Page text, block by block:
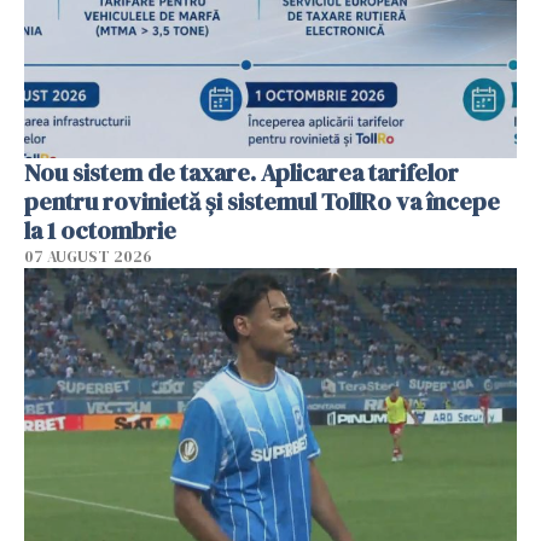
Nou sistem de taxare. Aplicarea tarifelor
pentru rovinietă şi sistemul TollRo va începe
la 1 octombrie
07 AUGUST 2026